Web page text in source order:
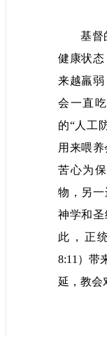
基督
健康状
来越羸
会一直
的“人工
用来喂
苦心为
物，另一
神学和圣
此，正
8:11 ）带
延，教会